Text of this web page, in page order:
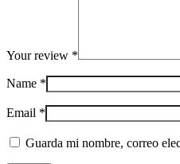
Your review *
Name *
Email *
Guarda mi nombre, correo